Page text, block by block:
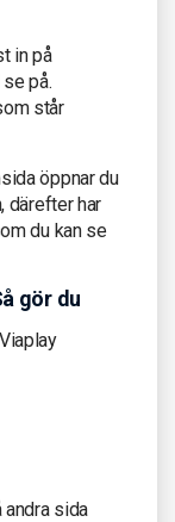
in på
på.
står
öppnar du
därefter har
du kan se
gör du
sida